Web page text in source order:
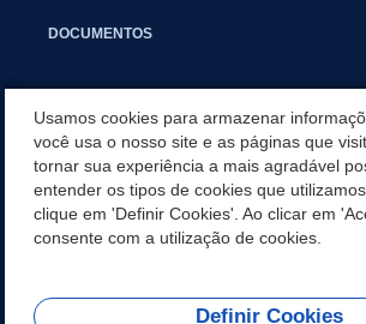
DOCUMENTOS
COMITÊ GESTOR MUNICIPAL
GUIA RÁPIDO
Usamos cookies para armazenar
você usa o nosso site e as páginas que
tornar sua experiência a mais agradável
entender os tipos de cookies que
clique em 'Definir Cookies'. Ao clicar em
consente com a utilização de cookies.
Definir Cookies